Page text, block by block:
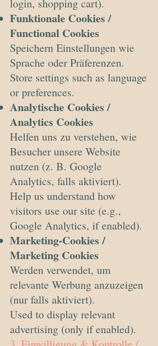
login, shopping cart).
Funktionale Cookies /
Functional Cookies
Speichern Einstellungen wie
Sprache oder Präferenzen.
Store settings such as language
or preferences.
Analytische Cookies /
Analytics Cookies
Helfen uns zu verstehen, wie
Besucher unsere Website
nutzen (z. B. Google
Analytics, falls aktiviert).
Help us understand how
visitors use our site (e.g.,
Google Analytics, if enabled).
Marketing-Cookies /
Marketing Cookies
Werden verwendet, um
relevante Werbung anzuzeigen
(nur falls aktiviert).
Used to display relevant
advertising (only if enabled).